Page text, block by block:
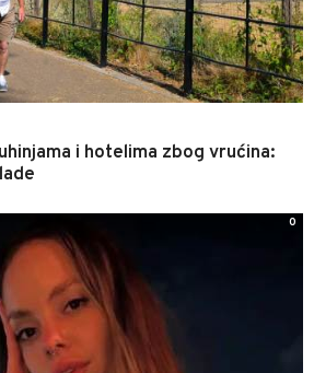
i hotelima zbog vrućina:
0